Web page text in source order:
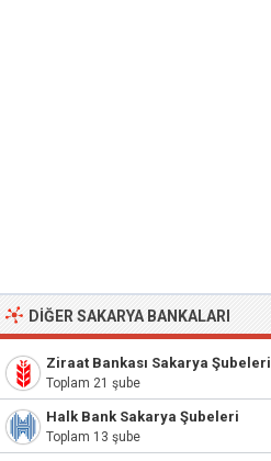
DIĞER SAKARYA BANKALARI
Ziraat Bankası Sakarya Şubeleri
Toplam 21 şube
Halk Bank Sakarya Şubeleri
Toplam 13 şube